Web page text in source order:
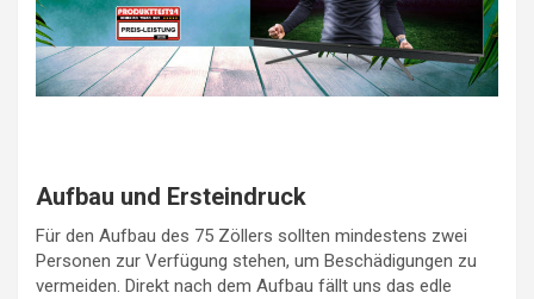
Aufbau und Ersteindruck
Für den Aufbau des 75 Zöllers sollten mindestens zwei
Personen zur Verfügung stehen, um Beschädigungen zu
vermeiden. Direkt nach dem Aufbau fällt uns das edle